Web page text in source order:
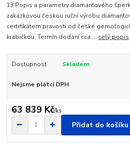
13 Popis a parametry diamantového
zakázkovou českou ruční výrobu
certifikátem pravosti od české
krabičkou. Termín dodání cca ... celý popis
Dostupnost Skladem
Nejsme plátci DPH
63 839 Kč/ks
Přidat do košíku